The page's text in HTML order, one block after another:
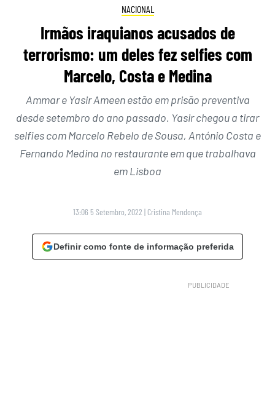
NACIONAL
Irmãos iraquianos acusados de
terrorismo: um deles fez selfies com
Marcelo, Costa e Medina
Ammar e Yasir Ameen estão em prisão preventiva
desde setembro do ano passado. Yasir chegou a tirar
selfies com Marcelo Rebelo de Sousa, António Costa e
Fernando Medina no restaurante em que trabalhava
em Lisboa
13:06 5 Setembro, 2022 | Cristina Mendonça
Definir como fonte de informação preferida